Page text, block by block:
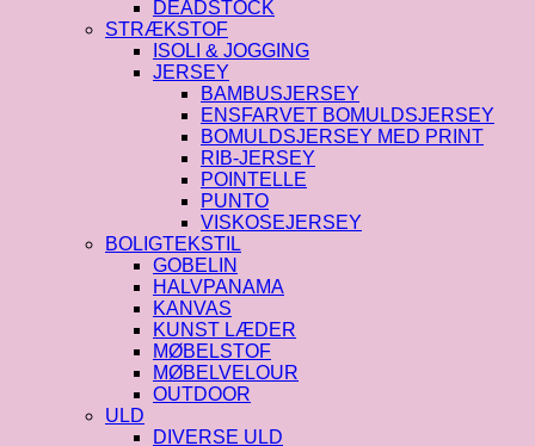
DEADSTOCK
STRÆKSTOF
ISOLI & JOGGING
JERSEY
BAMBUSJERSEY
ENSFARVET BOMULDSJERSEY
BOMULDSJERSEY MED PRINT
RIB-JERSEY
POINTELLE
PUNTO
VISKOSEJERSEY
BOLIGTEKSTIL
GOBELIN
HALVPANAMA
KANVAS
KUNST LÆDER
MØBELSTOF
MØBELVELOUR
OUTDOOR
ULD
DIVERSE ULD